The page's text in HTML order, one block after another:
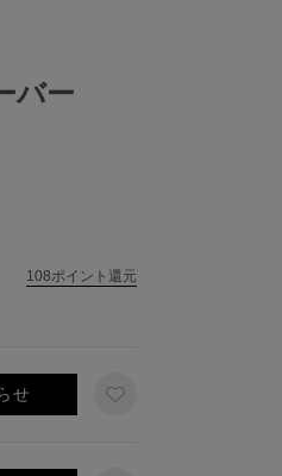
バー
108ポイント還元
せ